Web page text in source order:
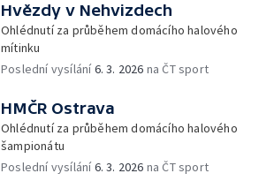
Hvězdy v Nehvizdech
Ohlédnutí za průběhem domácího halového
mítinku
Poslední vysílání6. 3. 2026 na ČT sport
HMČR Ostrava
Ohlédnutí za průběhem domácího halového
šampionátu
Poslední vysílání6. 3. 2026 na ČT sport